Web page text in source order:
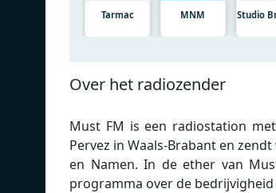
Tarmac MNM Studio
Over het radiozender
Must FM is een radiostation
Pervez in Waals-Brabant en
en Namen. In de ether van
programma over de